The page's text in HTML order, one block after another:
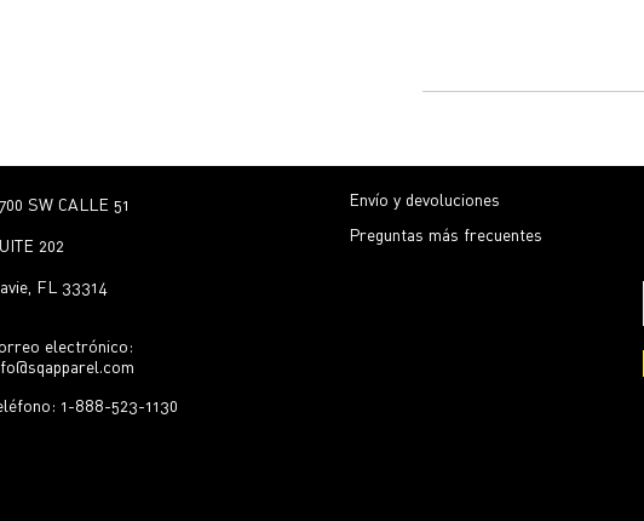
SW CALLE 51
202
FL 33314
electrónico:
1-888-523-1130
Envío y devoluciones
Preguntas más frecuentes